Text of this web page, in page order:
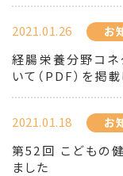
2021.01.26 お
経腸栄養分野コネ
いて（PDF）を掲
2021.01.18 お
第52回 こどもの
ました